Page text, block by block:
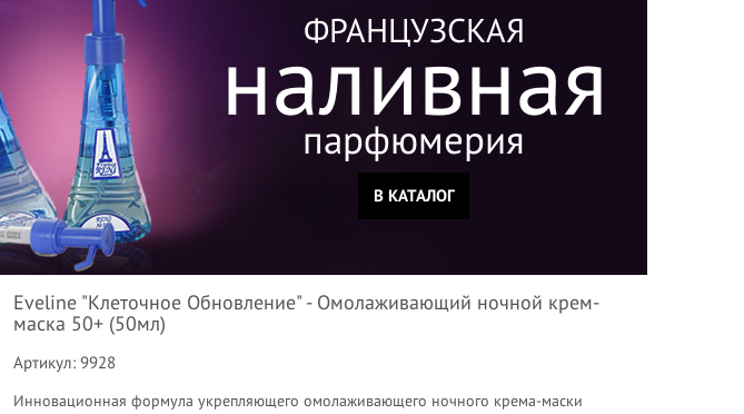
ФРАНЦУЗСКАЯ
наливная
парфюмерия
В КАТАЛОГ
Eveline "Клеточное Обновление" - Омолаживающий ночной крем-
маска 50+ (50мл)
Артикул: 9928
Инновационная формула укрепляющего омолаживающего ночного крема-маски